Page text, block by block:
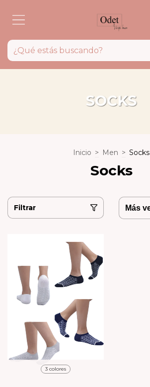
Inicio > Men > Socks
Socks
Filtrar
3 colores